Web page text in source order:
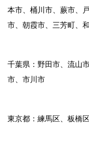
本市、桶川市、蕨市、
市、朝霞市、三芳町、
千葉県：野田市、流山
市、市川市
東京都：練馬区、板橋